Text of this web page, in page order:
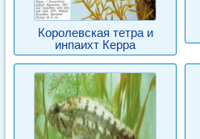
Королевская тетра и
инпаихт Керра